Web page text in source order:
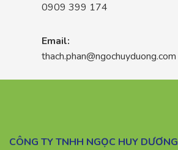
0909 399 174
Email:
thach.phan@ngochuyduong.com
CÔNG TY TNHH NGỌC HUY DƯƠNG